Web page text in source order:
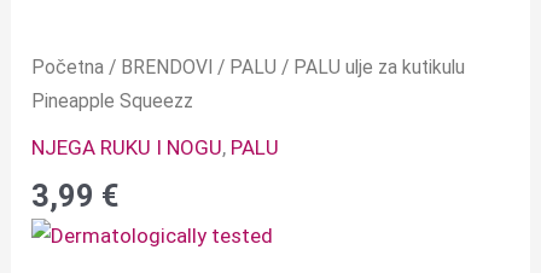
Početna / BRENDOVI / PALU / PALU ulje za kutikulu
Pineapple Squeezz
NJEGA RUKU I NOGU, PALU
3,99 €